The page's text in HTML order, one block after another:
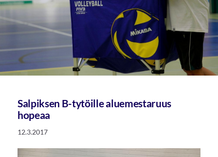
Salpiksen B-tytöille aluemestaruus
hopeaa
12.3.2017